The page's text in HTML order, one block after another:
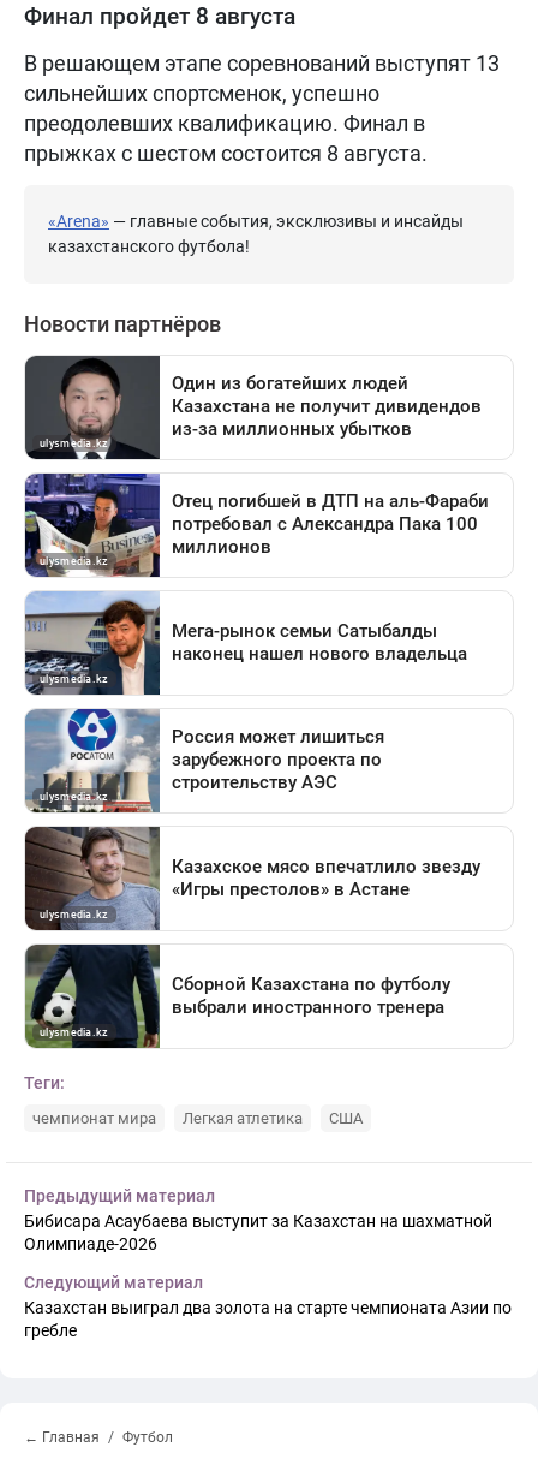
Финал пройдет 8 августа
В решающем этапе соревнований выступят 13
сильнейших спортсменок, успешно
преодолевших квалификацию. Финал в
прыжках с шестом состоится 8 августа.
«Arena» — главные события, эксклюзивы и инсайды
казахстанского футбола!
Теги:
чемпионат мира Легкая атлетика США
Предыдущий материал
Бибисара Асаубаева выступит за Казахстан на шахматной
Олимпиаде-2026
Следующий материал
Казахстан выиграл два золота на старте чемпионата Азии по
гребле
← Главная Футбол